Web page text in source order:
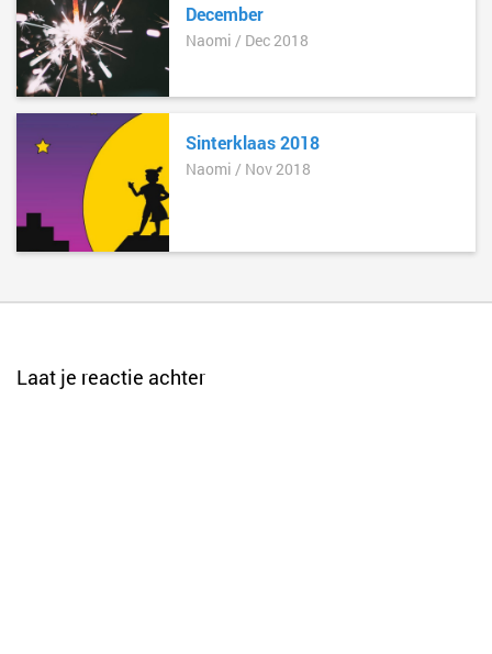
December
Naomi / Dec 2018
Sinterklaas 2018
Naomi / Nov 2018
Laat je reactie achter